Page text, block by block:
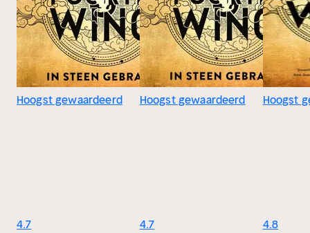
Hoogst gewaardeerd
4.7
Hoogst gewaardeerd
4.7
Hoogst
4.8